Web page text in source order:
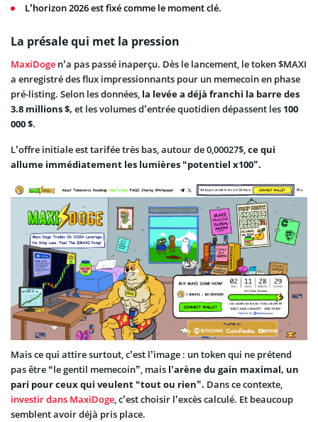
L’horizon 2026 est fixé comme le moment clé.
La présale qui met la pression
MaxiDoge n’a pas passé inaperçu. Dès le lancement, le token $MAXI
a enregistré des flux impressionnants pour un memecoin en phase
pré-listing. Selon les données, la levée a déjà franchi la barre des
3.8 millions $, et les volumes d’entrée quotidien dépassent les 100
000 $.
L’offre initiale est tarifée très bas, autour de 0,00027$,ce qui
allume immédiatement les lumières “potentiel x100”.
Mais ce qui attire surtout, c’est l’image : un token qui ne prétend
pas être “le gentil memecoin”, mais l’arène du gain maximal, un
pari pour ceux qui veulent “tout ou rien”. Dans ce contexte,
investir dans MaxiDoge, c’est choisir l’excès calculé. Et beaucoup
semblent avoir déjà pris place.